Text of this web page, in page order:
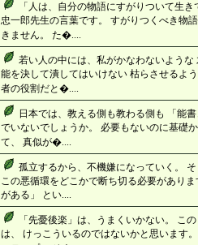
「人は、自分の物語にすがりついて生
忠一郎先生の言葉です。 すがりつくべき物
きません。 た�....
若い人の中には、私がかなわないよう
能を決して潰してはいけない 枯らさせるよ
者の役割だと�....
日本では、教える側も教わる側も 「能
でいないでしょうか。 必要もないのに基礎
て、 真似が�....
孤立するから、不機嫌になっていく。
この悪循環をどこかで断ち切る必要があり
がある」 とい....
「先憂後楽」は、うまくいかない。 こ
は、 けっこういるのではないかと思います